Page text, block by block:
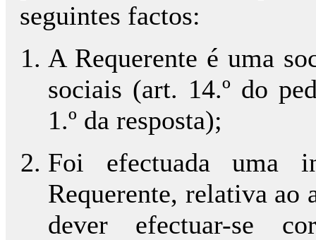
seguintes factos:
A Requerente é uma
sociais (art. 14.º do
1.º da resposta);
Foi efectuada uma
Requerente, relativa ao
dever efectuar-se